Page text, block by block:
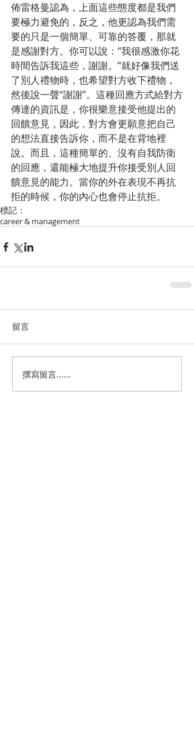
佈雷格曼認為，上面這些態度都是我們
要極力避免的，反之，他更認為我們需
要的只是一個簡單、可靠的答覆，那就
是感謝對方。你可以說：“我很感激你花
時間告訴我這些，謝謝。”就好像我們送
了別人禮物時，也希望對方收下禮物，
然後說一聲“謝謝”。這種回應方式給對方
傳達的資訊是，你很樂意接受他提出的
回饋意見，因此，對方會更願意把自己
的想法直接告訴你，而不是在背地裡
說。而且，這種簡單的、沒有自我防衛
的回應，還能極大地提升你接受別人回
饋意見的能力。當你的外在表現不再抗
拒的時候，你的內心也會停止抗拒。
標記：
career & management
留言
撰寫留言......